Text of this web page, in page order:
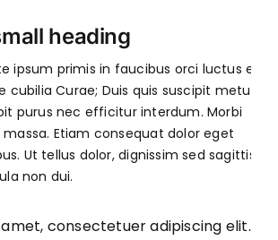
heading
ipsum primis in faucibus orci luctus et
cubilia Curae; Duis quis suscipit metus.
purus nec efficitur interdum. Morbi
Etiam consequat dolor eget
Ut tellus dolor, dignissim sed sagittis
non dui.
consectetuer adipiscing elit.